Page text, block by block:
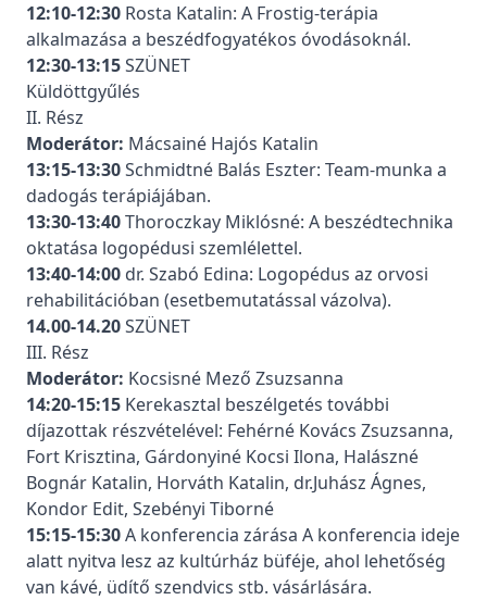
12:10-12:30 Rosta Katalin: A Frostig-terápia
alkalmazása a beszédfogyatékos óvodásoknál.
12:30-13:15SZÜNET
Küldöttgyűlés
II. Rész
Moderátor: Mácsainé Hajós Katalin
13:15-13:30Schmidtné Balás Eszter: Team-munka a
dadogás terápiájában.
13:30-13:40Thoroczkay Miklósné: A beszédtechnika
oktatása logopédusi szemlélettel.
13:40-14:00 dr. Szabó Edina: Logopédus az orvosi
rehabilitációban (esetbemutatással vázolva).
14.00-14.20SZÜNET
III. Rész
Moderátor: Kocsisné Mező Zsuzsanna
14:20-15:15 Kerekasztal beszélgetés további
díjazottak részvételével: Fehérné Kovács Zsuzsanna,
Fort Krisztina, Gárdonyiné Kocsi Ilona, Halászné
Bognár Katalin, Horváth Katalin, dr.Juhász Ágnes,
Kondor Edit, Szebényi Tiborné
15:15-15:30A konferencia zárása A konferencia ideje
alatt nyitva lesz az kultúrház büféje, ahol lehetőség
van kávé, üdítő szendvics stb. vásárlására.